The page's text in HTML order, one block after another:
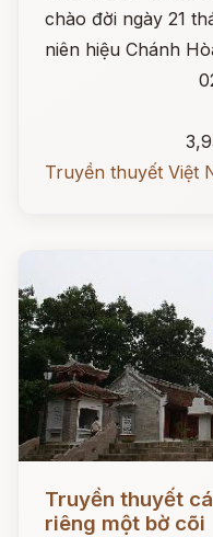
chào đời ngày 21
niên hiệu Chánh
Truyền thuyết Việt
Đọc ngay
Truyền thuyết
riêng một bờ cõi